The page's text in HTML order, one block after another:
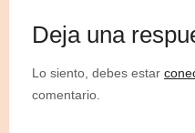
Deja una
Lo siento, debes estar
comentario.